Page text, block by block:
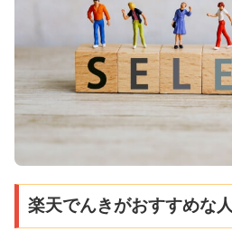
楽天でんきがおすすめな人